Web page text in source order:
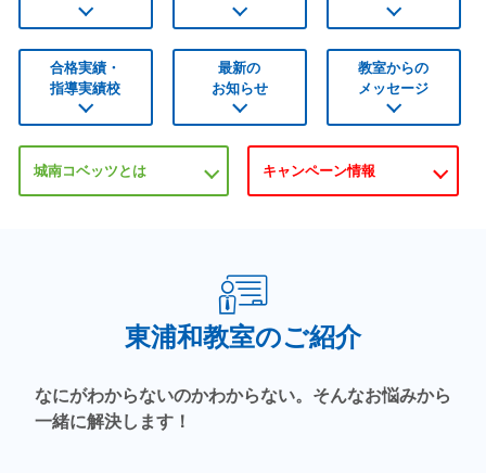
合格実績・
指導実績校
最新の
お知らせ
教室からの
メッセージ
城南コベッツとは キャンペーン情報
東浦和教室のご紹介
なにがわからないのかわからない。そんなお悩みから
一緒に解決します！